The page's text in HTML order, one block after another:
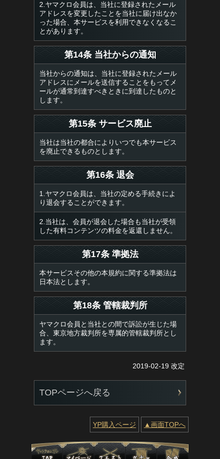
2.ヤマクロ会員は、当社に登録されたメール
アドレスを変更したことを当社に届け出なか
った場合、本サービスを利用できなくなるこ
とがあります。
第14条 当社からの通知
当社からの通知は、当社に登録されたメール
アドレスにメールを送信することをもってメ
ールが通常到達すべきときに到達したものと
します。
第15条 サービス廃止
当社は当社の都合によりいつでも本サービス
を廃止できるものとします。
第16条 退会
1.ヤマクロ会員は、当社の定める手続きによ
り退会することができます。
2.当社は、会員が退会した場合も当社が受領
した有料コンテンツの料金を返還しません。
第17条 準拠法
本サービスその他の本規約に関する準拠法は
日本法とします。
第18条 管轄裁判所
ヤマクロ会員と当社との間で訴訟が生じた場
合、東京地方裁判所を専属的管轄裁判所とし
ます。
2019-02-19 改定
TOPページへ戻る
YP購入ページ ▲画面TOPへ